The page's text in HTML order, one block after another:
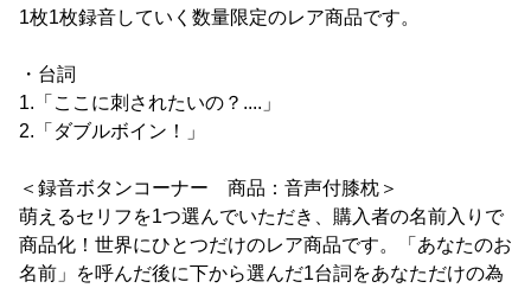
1枚1枚録音していく数量限定のレア商品です。
・台詞
1.「ここに刺されたいの？....」
2.「ダブルボイン！」
＜録音ボタンコーナー 商品：音声付膝枕＞
萌えるセリフを1つ選んでいただき、購入者の名前入りで
商品化！世界にひとつだけのレア商品です。「あなたのお
名前」を呼んだ後に下から選んだ1台詞をあなただけの為